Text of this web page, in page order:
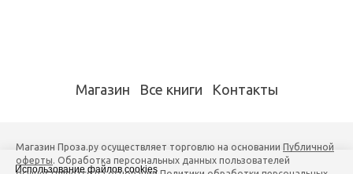
Использование файлов cookies
Магазин Все книги Контакты
Магазин Проза.ру осуществляет торговлю на основании Публичной
оферты. Обработка персональных данных пользователей